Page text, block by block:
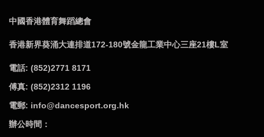
中國香港體育舞蹈總會
香港新界葵涌大連排道172-180號金龍工業中心三座21樓L室
電話: (852)2771 8171
傅真: (852)2312 1196
電郵: info@dancesport.org.hk
辦公時間：